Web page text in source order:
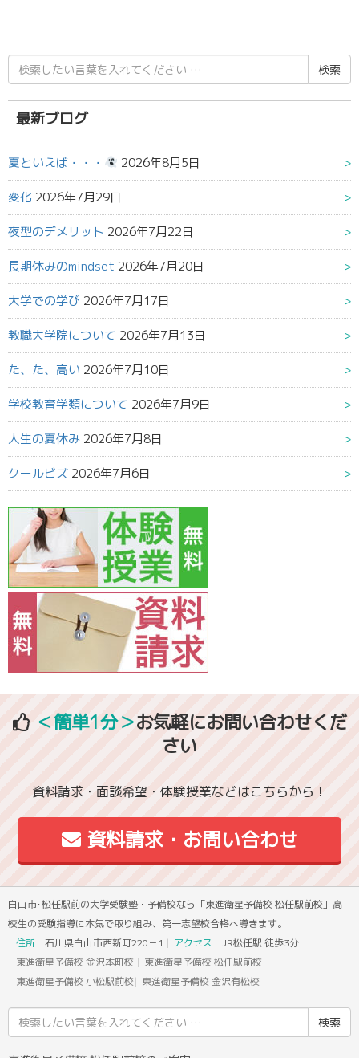
検
索
結
果:
最新ブログ
夏といえば・・・ 2026年8月5日
変化 2026年7月29日
夜型のデメリット 2026年7月22日
長期休みのmindset 2026年7月20日
大学での学び 2026年7月17日
教職大学院について 2026年7月13日
た、た、高い 2026年7月10日
学校教育学類について 2026年7月9日
人生の夏休み 2026年7月8日
クールビズ 2026年7月6日
＜簡単1分＞お気軽にお問い合わせくだ
さい
資料請求・面談希望・体験授業などはこちらから！
資料請求・お問い合わせ
白山市･松任駅前の大学受験塾・予備校なら「東進衛星予備校 松任駅前校」高
校生の受験指導に本気で取り組み、第一志望校合格へ導きます。
住所 石川県白山市西新町220－1 アクセス JR松任駅 徒歩3分
東進衛星予備校 金沢本町校
東進衛星予備校 松任駅前校
東進衛星予備校 小松駅前校
東進衛星予備校 金沢有松校
索
結